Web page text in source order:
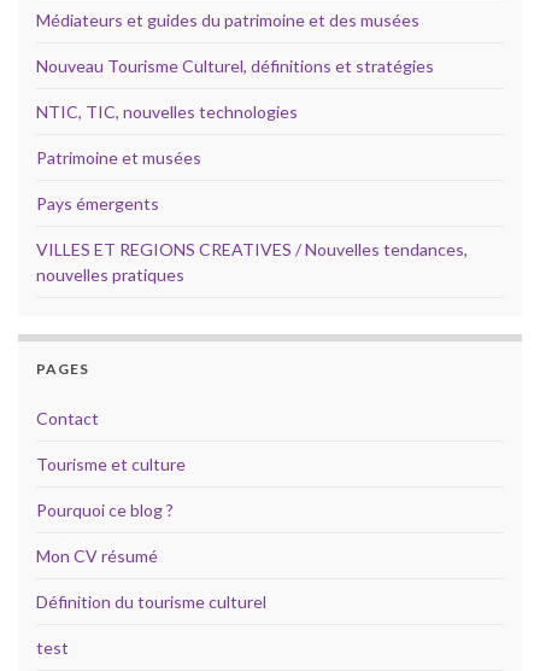
Médiateurs et guides du patrimoine et des musées
Nouveau Tourisme Culturel, définitions et stratégies
NTIC, TIC, nouvelles technologies
Patrimoine et musées
Pays émergents
VILLES ET REGIONS CREATIVES / Nouvelles tendances,
nouvelles pratiques
PAGES
Contact
Tourisme et culture
Pourquoi ce blog ?
Mon CV résumé
Définition du tourisme culturel
test